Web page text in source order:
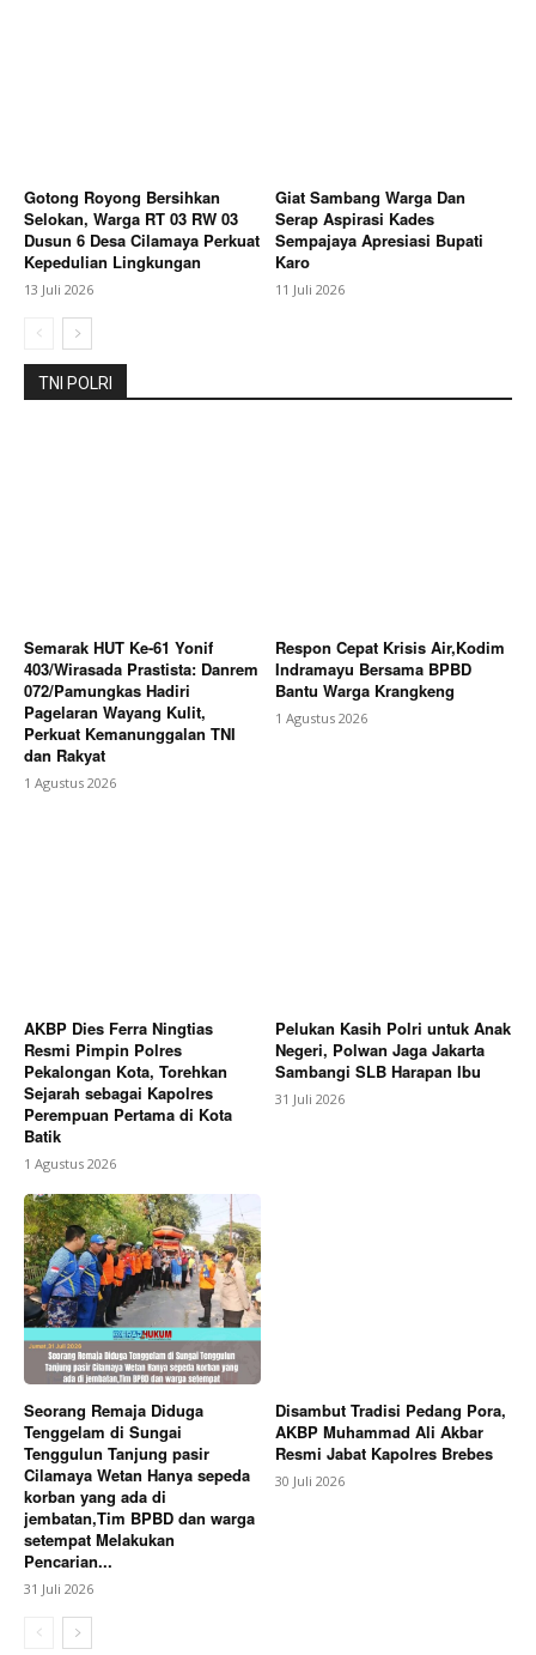
Company
About
Contact us
Subscription Plans
My account
Gotong Royong Bersihkan
Selokan, Warga RT 03 RW 03
Dusun 6 Desa Cilamaya Perkuat
Kepedulian Lingkungan
13 Juli 2026
Giat Sambang Warga Dan
Serap Aspirasi Kades
Sempajaya Apresiasi Bupati
Karo
11 Juli 2026
TNI POLRI
Semarak HUT Ke-61 Yonif
403/Wirasada Prastista: Danrem
072/Pamungkas Hadiri
Pagelaran Wayang Kulit,
Perkuat Kemanunggalan TNI
dan Rakyat
1 Agustus 2026
Respon Cepat Krisis Air,Kodim
Indramayu Bersama BPBD
Bantu Warga Krangkeng
1 Agustus 2026
AKBP Dies Ferra Ningtias
Resmi Pimpin Polres
Pekalongan Kota, Torehkan
Sejarah sebagai Kapolres
Perempuan Pertama di Kota
Batik
1 Agustus 2026
Pelukan Kasih Polri untuk Anak
Negeri, Polwan Jaga Jakarta
Sambangi SLB Harapan Ibu
31 Juli 2026
Seorang Remaja Diduga
Tenggelam di Sungai
Tenggulun Tanjung pasir
Cilamaya Wetan Hanya sepeda
korban yang ada di
jembatan,Tim BPBD dan warga
setempat Melakukan
Pencarian...
31 Juli 2026
Disambut Tradisi Pedang Pora,
AKBP Muhammad Ali Akbar
Resmi Jabat Kapolres Brebes
30 Juli 2026